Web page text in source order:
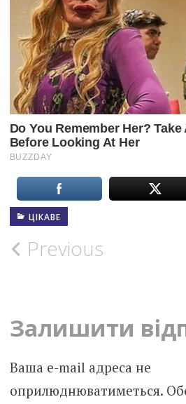
ЦІКАВЕ
Post
Previous
Залишити
Ваша e-mail адреса не
оприлюднюватиметься.